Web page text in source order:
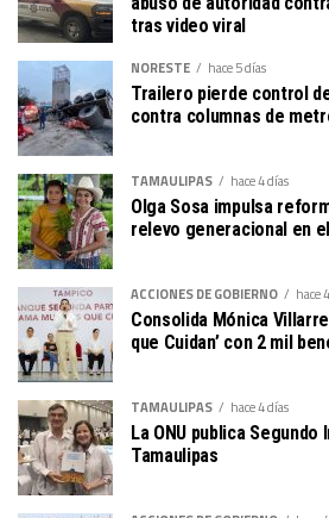
tras video viral
NORESTE hace 5 días
Trailero pierde control
contra columnas de
TAMAULIPAS hace 4 días
Olga Sosa impulsa
relevo generacional en
ACCIONES DE GOBIERNO hace
Consolida Mónica
que Cuidan’ con 2 mil
TAMAULIPAS hace 4 días
La ONU publica
Tamaulipas